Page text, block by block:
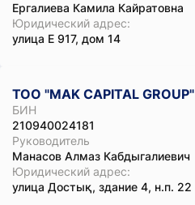
Ергалиева Камила Кайратовна
Юридический адрес:
улица Е 917, дом 14
ТОО "MAK CAPITAL GROUP"
БИН
210940024181
Руководитель
Манасов Алмаз Кабдыгалиевич
Юридический адрес:
улица Достық, здание 4, н.п. 22